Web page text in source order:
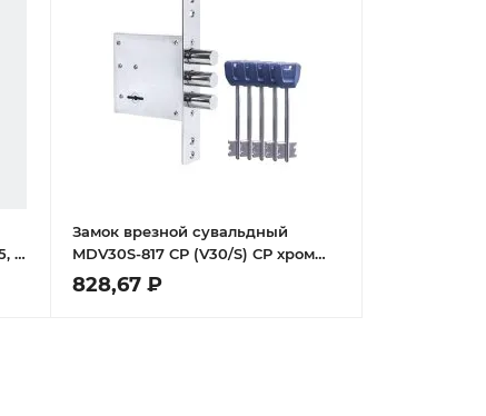
4
Замок врезной сувальдный
MDV30S-817 CP (V30/S) CP хром
длинный ключ
828,67 ₽